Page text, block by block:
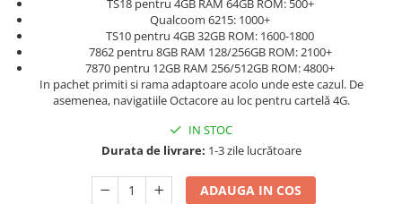
TS18 pentru 4GB RAM 64GB ROM: 500+
Qualcoom 6215: 1000+
TS10 pentru 4GB 32GB ROM: 1600-1800
7862 pentru 8GB RAM 128/256GB ROM: 2100+
7870 pentru 12GB RAM 256/512GB ROM: 4800+
In pachet primiti si rama adaptoare acolo unde este cazul. De
asemenea, navigatiile Octacore au loc pentru cartelă 4G.
IN STOC
Durata de livrare: 1-3 zile lucrătoare
ADAUGA IN COS